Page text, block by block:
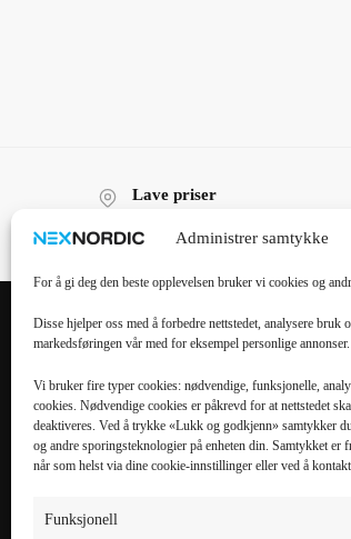
Administrer samtykke
For å gi deg den beste opplevelsen bruker vi cookies og
Disse hjelper oss med å forbedre nettstedet, analysere bruk
markedsføringen vår med for eksempel personlige annonser.
Vi bruker fire typer cookies: nødvendige, funksjonelle,
cookies. Nødvendige cookies er påkrevd for at nettstedet
deaktiveres. Ved å trykke «Lukk og godkjenn» samtykker
og andre sporingsteknologier på enheten din. Samtykket er
når som helst via dine cookie-innstillinger eller ved å
Funksjonell
Lave priser
KATEGORIER
Mobiltilbehør
Tilbehør til nettbrett
Kabler & Ladere